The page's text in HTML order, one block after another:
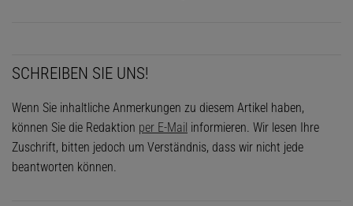
SCHREIBEN SIE UNS!
Wenn Sie inhaltliche Anmerkungen zu diesem Artikel haben,
können Sie die Redaktion per E-Mail informieren. Wir lesen Ihre
Zuschrift, bitten jedoch um Verständnis, dass wir nicht jede
beantworten können.